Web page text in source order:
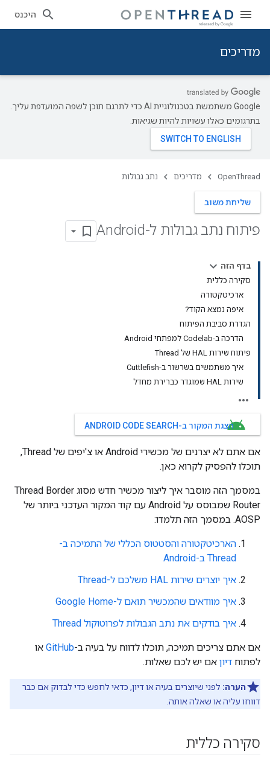
היכנס
מדריכים
‫Google משתמשת בטכנולוגיית AI כדי לתרגם תוכן לשפה המועדפת עליך.
בתרגומים כאלו עשויות להיות שגיאות.
OpenThread מדריכים נתב גבולות
שליחת משוב
פיתוח נתב גבולות ל-Android
בדף הזה
סקירה כללית
ארכיטקטורה
איפה נמצא הקוד?
הגדרת סביבת הפיתוח
הדרכה ב-Codelab למפתחי Android
פיתוח שירות HAL של Thread
איך משתמשים בשרשור ב-Cuttlefish
שירות HAL שמוגדר כברירת מחדל
הצגת המקור ב-ANDROID CODE SEARCH
אם אתם לא יצרנים של מכשירי Android או צ'יפים של Thread,
תוכלו להפסיק לקרוא כאן.
במסמך הזה מוסבר איך ליצור מכשיר חדש מסוג Thread Border
Router שמבוסס על Android עם קוד המקור העדכני ביותר של
AOSP. במסמך הזה תלמדו:
הארכיטקטורה והסטטוס הכללי של התמיכה ב-
Thread ב-Android
איך יוצרים שירות HAL משלכם ל-Thread
איך מוודאים שהמכשיר תואם ל-Google Home
איך בודקים את נתב הגבולות לפרוטוקול Thread
אם אתם צריכים תמיכה, תוכלו לדווח על בעיה ב-GitHub או
לפתוח דיון אם יש לכם שאלות.
הערה: לפני שיוצרים בעיה או דיון, כדאי לחפש כדי לבדוק אם כבר
דווחו עליה או שאלה אותה.
סקירה כללית